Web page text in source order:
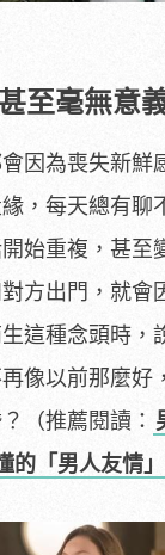
至毫無意
因為喪失新鮮
，每天總有聊
始重複，甚至
方出門，就會
這種念頭時，
像以前那麼好
（推薦閱讀：
的「男人友情